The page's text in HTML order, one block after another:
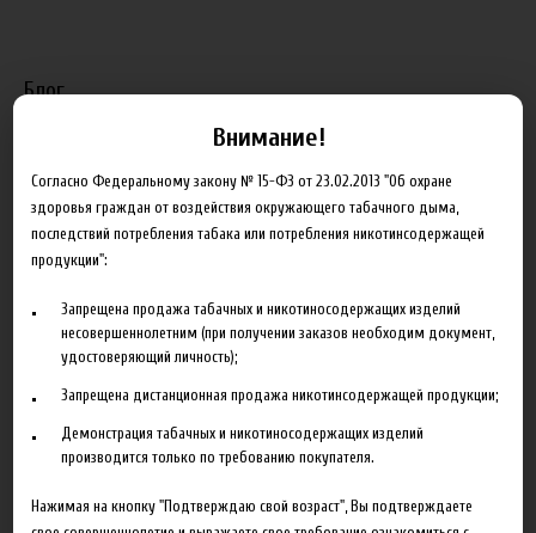
Блог
Ароматизаторы Xian Taima в наличии
Новая линейка жидкостей Time Travel Machine
Новинка. Новые наборы в линейке Heroes Farm.
Партнеры
"ZEUS", г. Санкт-Петербург
Внимание!
Согласно Федеральному закону № 15-ФЗ от 23.02.2013 "Об охране
здоровья граждан от воздействия окружающего табачного дыма,
последствий потребления табака или потребления никотинсодержащей
продукции":
Запрещена продажа табачных и никотиносодержащих изделий
несовершеннолетним (при получении заказов необходим документ,
удостоверяющий личность);
Запрещена дистанционная продажа никотинсодержащей продукции;
Демонстрация табачных и никотиносодержащих изделий
производится только по требованию покупателя.
Нажимая на кнопку "Подтверждаю свой возраст", Вы подтверждаете